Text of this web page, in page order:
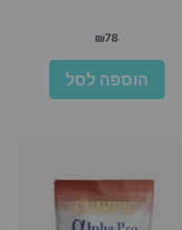
₪78
הוספה לסל